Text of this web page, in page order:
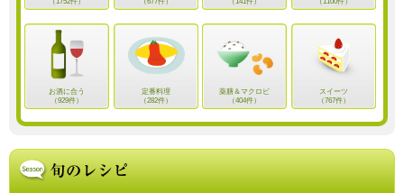
お酒に合う
（929件）
定番料理
（282件）
薬膳＆マクロビ
（404件）
スイーツ
（767件）